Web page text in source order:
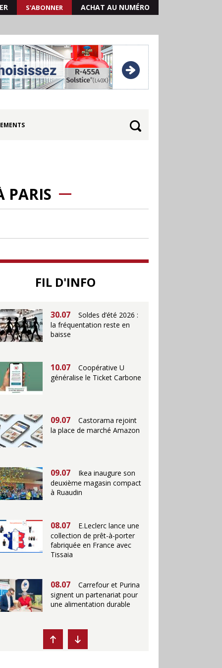
S'ABONNER ACHAT AU NUMÉRO
PARIS
FIL D'INFO
25.06
Action ouvre un
30.07
Soldes d’été 2026 :
la fréquentation reste en
baisse
10.07
Coopérative U
généralise le Ticket Carbone
09.07
Castorama rejoint
la place de marché Amazon
09.07
Ikea inaugure son
deuxième magasin compact
à Ruaudin
08.07
E.Leclerc lance une
collection de prêt-à-porter
fabriquée en France avec
Tissaia
08.07
Carrefour et Purina
signent un partenariat pour
une alimentation durable
07.07
Ikea propose des
"Escales fraîcheur" en